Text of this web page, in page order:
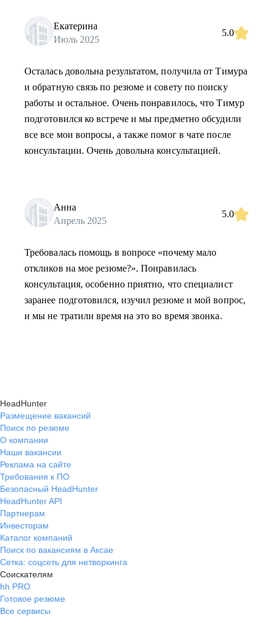
Екатерина
Июль 2025
5.0
Осталась довольна результатом, получила от Тимура
и обратную связь по резюме и совету по поиску
работы и остальное. Очень понравилось, что Тимур
подготовился ко встрече и мы предметно обсудили
все все мои вопросы, а также помог в чате после
консультации. Очень довольна консультацией.
Анна
Апрель 2025
5.0
Требовалась помощь в вопросе «почему мало
откликов на мое резюме?». Понравилась
консультация, особенно приятно, что специалист
заранее подготовился, изучил резюме и мой вопрос,
и мы не тратили время на это во время звонка.
HeadHunter
Размещение вакансий
Поиск по резюме
О компании
Наши вакансии
Реклама на сайте
Требования к ПО
Безопасный HeadHunter
HeadHunter API
Партнерам
Инвесторам
Каталог компаний
Поиск по вакансиям в Аксае
Сетка: соцсеть для нетворкинга
Соискателям
hh PRO
Готовое резюме
Все сервисы